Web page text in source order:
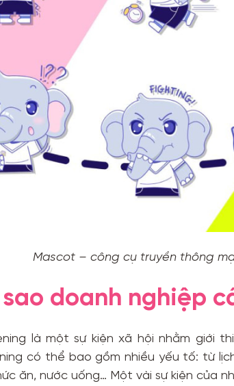
Mascot – công cụ truyền thông
sao doanh nghiệp
là một sự kiện xã hội nhằm giới
có thể bao gồm nhiều yếu tố: từ
ăn, nước uống… Một vài sự kiện của